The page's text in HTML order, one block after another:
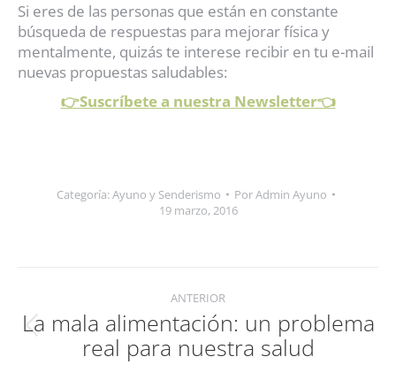
Si eres de las personas que están en constante
búsqueda de respuestas para mejorar física y
mentalmente, quizás te interese recibir en tu e-mail
nuevas propuestas saludables:
👉Suscríbete a nuestra Newsletter👈
Categoría:Ayuno y Senderismo PorAdmin Ayuno
19 marzo, 2016
entre
publicaciones
ANTERIOR
Publicación
anterior:
La mala alimentación: un problema
real para nuestra salud